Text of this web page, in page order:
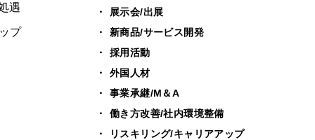
展示会/出展
新商品/サービス開発
採用活動
外国人材
事業承継/M＆A
働き方改善/社内環境整備
リスキリング/キャリアアップ
遇
プ